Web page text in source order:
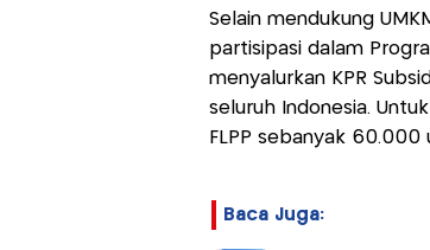
Selain mendukung
partisipasi dalam
menyalurkan KPR
seluruh Indonesia.
FLPP sebanyak 60.000
Baca Juga: